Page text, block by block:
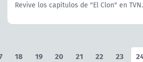
Revive los capítulos de "El Clon" en
18 19 20 21 22 23